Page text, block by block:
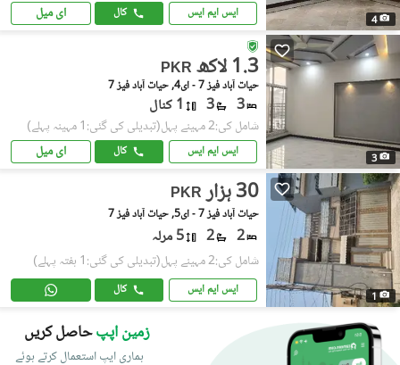
4 ایس ایم ایس کال ای میل
3
PKR 1.3 لاکھ
حیات آباد فیز 7 - ای4, حیات آباد فیز 7
3
3 1 کنال
شامل کی:2 مہینے پہل (تبدیلی کی گئی:1 مہینہ پہلے)
ایس ایم ایس کال ای میل
1
PKR 30 ہزار
حیات آباد فیز 7 - ای5, حیات آباد فیز 7
2
2 5 مرلہ
شامل کی:2 مہینے پہل (تبدیلی کی گئی:1 ہفتہ پہلے)
ایس ایم ایس کال
زمین اپپحاصل کریں
ہماری ایپ استعمال کرتے ہوئے